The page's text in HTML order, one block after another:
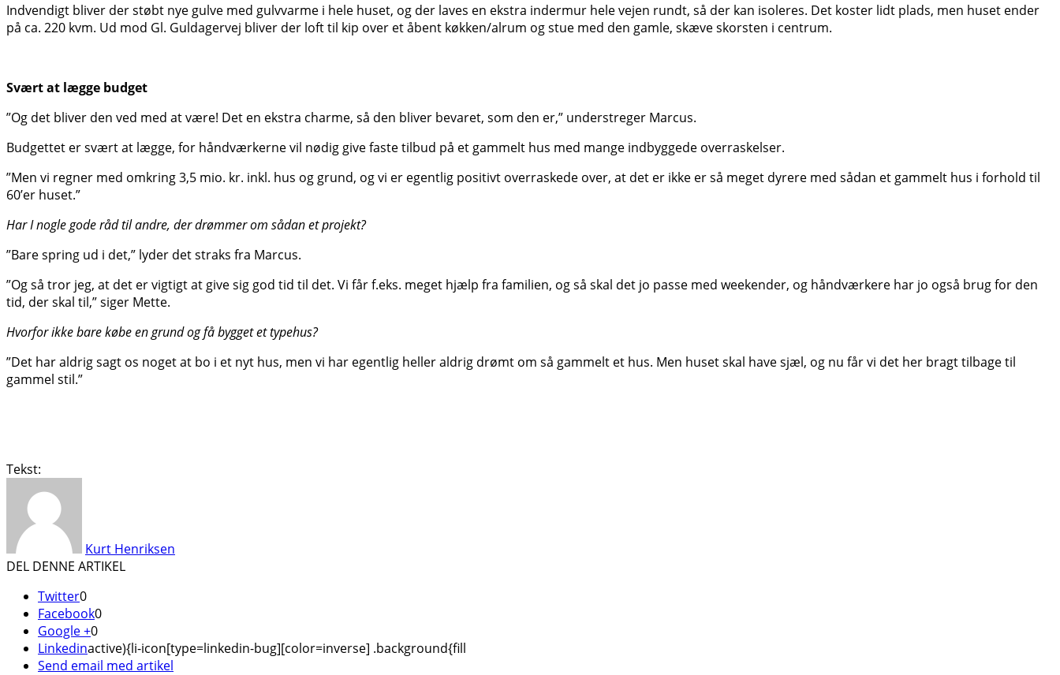
Indvendigt bliver der støbt nye gulve med gulvvarme i hele huset, og der laves en ekstra indermur hele vejen rundt, så der kan isoleres. Det koster lidt plads, men huset ender
på ca. 220 kvm. Ud mod Gl. Guldagervej bliver der loft til kip over et åbent køkken/alrum og stue med den gamle, skæve skorsten i centrum.
Svært at lægge budget
”Og det bliver den ved med at være! Det en ekstra charme, så den bliver bevaret, som den er,” understreger Marcus.
Budgettet er svært at lægge, for håndværkerne vil nødig give faste tilbud på et gammelt hus med mange indbyggede overraskelser.
”Men vi regner med omkring 3,5 mio. kr. inkl. hus og grund, og vi er egentlig positivt overraskede over, at det er ikke er så meget dyrere med sådan et gammelt hus i forhold til
60’er huset.”
Har I nogle gode råd til andre, der drømmer om sådan et projekt?
”Bare spring ud i det,” lyder det straks fra Marcus.
”Og så tror jeg, at det er vigtigt at give sig god tid til det. Vi får f.eks. meget hjælp fra familien, og så skal det jo passe med weekender, og håndværkere har jo også brug for den
tid, der skal til,” siger Mette.
Hvorfor ikke bare købe en grund og få bygget et typehus?
”Det har aldrig sagt os noget at bo i et nyt hus, men vi har egentlig heller aldrig drømt om så gammelt et hus. Men huset skal have sjæl, og nu får vi det her bragt tilbage til
gammel stil.”
Tekst:
Kurt Henriksen
DEL DENNE ARTIKEL
Twitter0
Facebook0
Google +0
Linkedinactive){li-icon[type=linkedin-bug][color=inverse] .background{fill
Send email med artikel